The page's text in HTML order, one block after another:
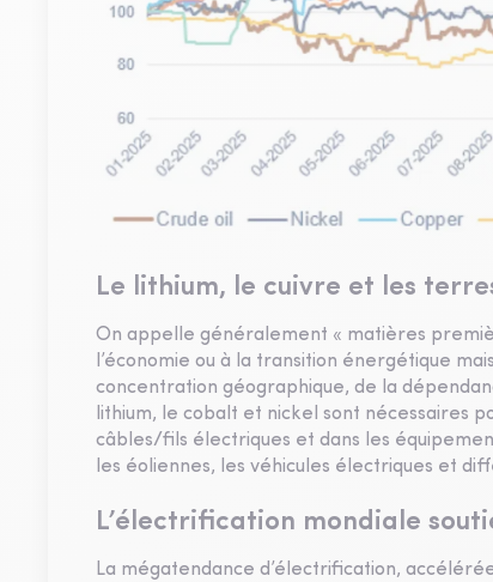
Le lithium, le cuivre et les
On appelle généralement « matières
l’économie ou à la transition énergétique
concentration géographique, de la
lithium, le cobalt et nickel sont nécessaires
câbles/fils électriques et dans les
les éoliennes, les véhicules électriques et
L’électrification mondiale
La mégatendance d’électrification,